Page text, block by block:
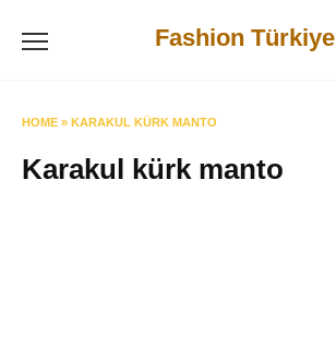
Fashion Türkiye
HOME » KARAKUL KÜRK MANTO
Karakul kürk manto